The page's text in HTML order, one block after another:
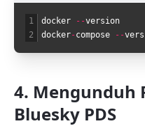
1
2
docker --version
docker-compose --
4. Mengunduh
Bluesky PDS